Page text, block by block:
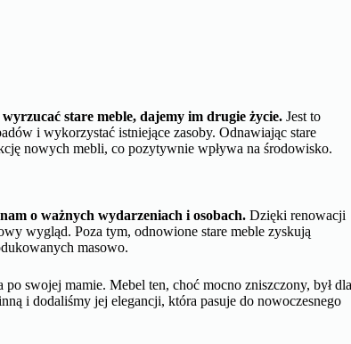
stare meble, dajemy im drugie życie. Jest to
i wykorzystać istniejące zasoby. Odnawiając stare
nowych mebli, co pozytywnie wpływa na środowisko.
o ważnych wydarzeniach i osobach. Dzięki renowacji
wygląd. Poza tym, odnowione stare meble zyskują
masowo.
swojej mamie. Mebel ten, choć mocno zniszczony, był
i dodaliśmy jej elegancji, która pasuje do nowoczesnego